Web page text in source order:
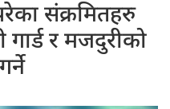
संक्रमितहरु
गार्ड र मजदुरीको